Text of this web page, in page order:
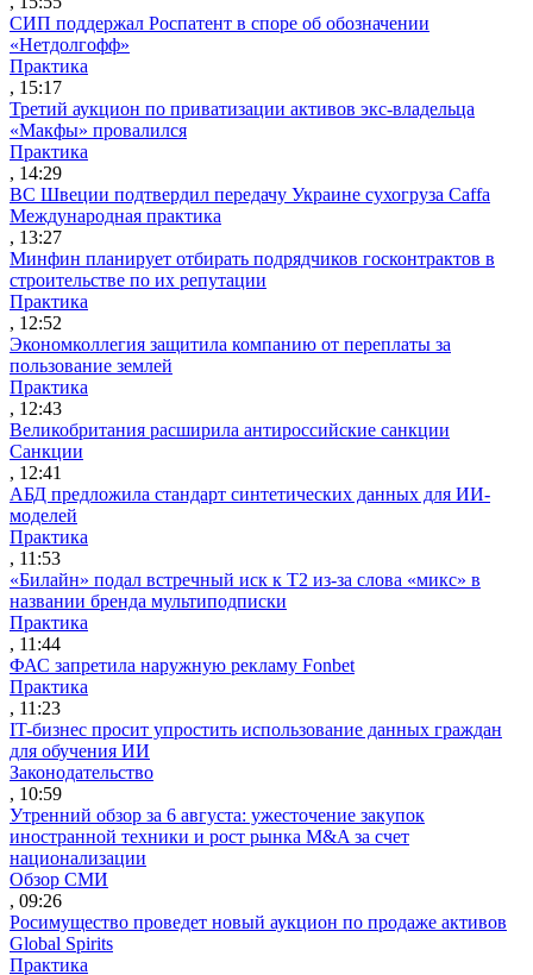
СИП поддержал Роспатент в споре об обозначении
«Нетдолгофф»
Практика
, 15:17
Третий аукцион по приватизации активов экс-владельца
«Макфы» провалился
Практика
, 14:29
ВС Швеции подтвердил передачу Украине сухогруза Caffa
Международная практика
, 13:27
Минфин планирует отбирать подрядчиков госконтрактов в
строительстве по их репутации
Практика
, 12:52
Экономколлегия защитила компанию от переплаты за
пользование землей
Практика
, 12:43
Великобритания расширила антироссийские санкции
Санкции
, 12:41
АБД предложила стандарт синтетических данных для ИИ-
моделей
Практика
, 11:53
«Билайн» подал встречный иск к Т2 из-за слова «микс» в
названии бренда мультиподписки
Практика
, 11:44
ФАС запретила наружную рекламу Fonbet
Практика
, 11:23
IT-бизнес просит упростить использование данных граждан
для обучения ИИ
Законодательство
, 10:59
Утренний обзор за 6 августа: ужесточение закупок
иностранной техники и рост рынка M&A за счет
национализации
Обзор СМИ
, 09:26
Росимущество проведет новый аукцион по продаже активов
Global Spirits
Практика